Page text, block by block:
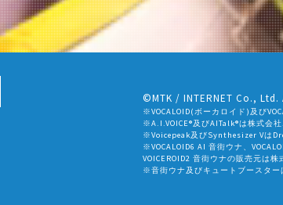
©MTK / INTERNET Co.,
※VOCALOID(ボーカロイド)及び
※A.I.VOICE®及びAITalk®は株式会
※Voicepeak及びSynthesizer Vは
※VOCALOID6 AI 音街ウナ、
VOICEROID2 音街ウナの販売元は株
※音街ウナ及びキュートブースター